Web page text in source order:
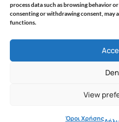
process data such as browsing behavior
consenting or withdrawing consent, may
functions.
View
Όροι Χρήσης
Η Ομάδα μας
Επικοινωνία